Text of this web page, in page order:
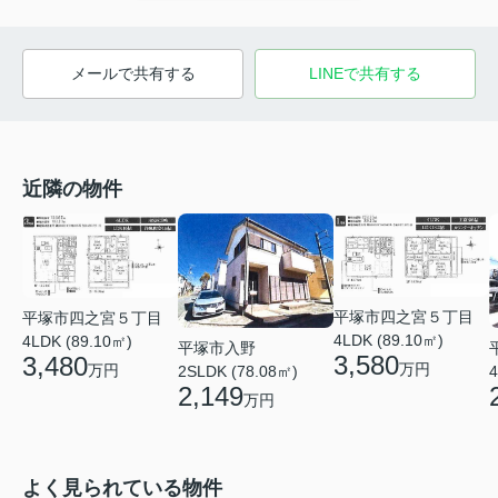
メールで共有する LINEで共有する
近隣の物件
平塚市四之宮５丁目
4LDK (89.10㎡)
3,480万円
平塚市入野
2SLDK (78.08㎡)
2,149万円
平塚市四之宮５丁目
4LDK (89.10㎡)
3,580万円
よく見られている物件